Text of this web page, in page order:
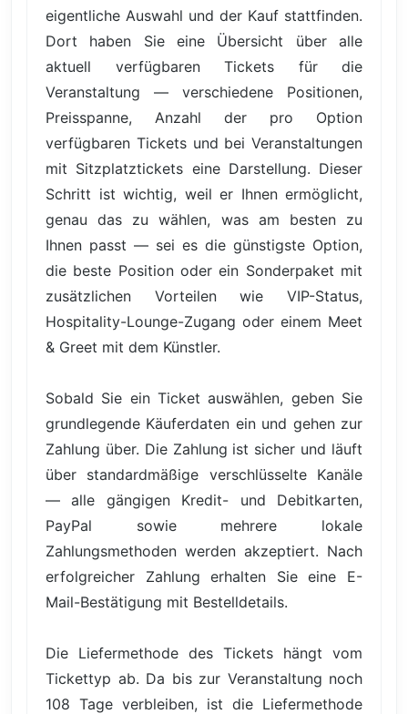
eigentliche Auswahl und der Kauf stattfinden.
Dort haben Sie eine Übersicht über alle
aktuell verfügbaren Tickets für die
Veranstaltung — verschiedene Positionen,
Preisspanne, Anzahl der pro Option
verfügbaren Tickets und bei Veranstaltungen
mit Sitzplatztickets eine Darstellung. Dieser
Schritt ist wichtig, weil er Ihnen ermöglicht,
genau das zu wählen, was am besten zu
Ihnen passt — sei es die günstigste Option,
die beste Position oder ein Sonderpaket mit
zusätzlichen Vorteilen wie VIP-Status,
Hospitality-Lounge-Zugang oder einem Meet
& Greet mit dem Künstler.
Sobald Sie ein Ticket auswählen, geben Sie
grundlegende Käuferdaten ein und gehen zur
Zahlung über. Die Zahlung ist sicher und läuft
über standardmäßige verschlüsselte Kanäle
— alle gängigen Kredit- und Debitkarten,
PayPal sowie mehrere lokale
Zahlungsmethoden werden akzeptiert. Nach
erfolgreicher Zahlung erhalten Sie eine E-
Mail-Bestätigung mit Bestelldetails.
Die Liefermethode des Tickets hängt vom
Tickettyp ab. Da bis zur Veranstaltung noch
108 Tage verbleiben, ist die Liefermethode